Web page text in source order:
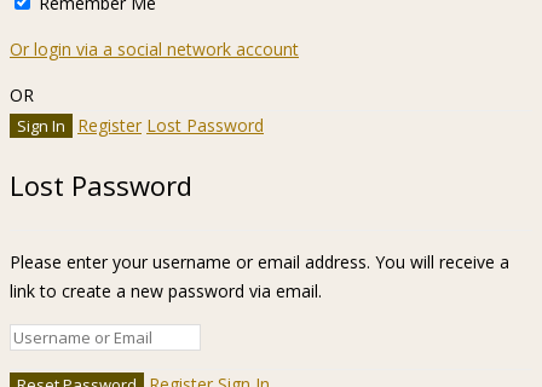
Or login via a social network account
OR
Register Lost Password
Lost Password
Please enter your username or email address. You will receive a
link to create a new password via email.